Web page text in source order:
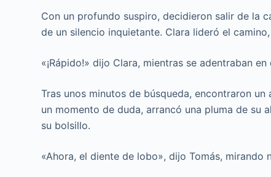
Con un profundo suspiro, decidieron salir de la
de un silencio inquietante. Clara lideró el
«¡Rápido!» dijo Clara, mientras se adentraban
Tras unos minutos de búsqueda, encontraron
un momento de duda, arrancó una pluma de su
su bolsillo.
«Ahora, el diente de lobo», dijo Tomás, mirando